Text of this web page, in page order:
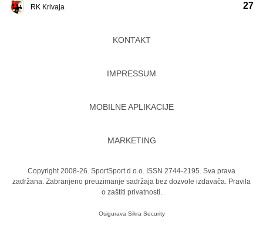
RK Krivaja 27
KONTAKT
IMPRESSUM
MOBILNE APLIKACIJE
MARKETING
Copyright 2008-26. SportSport d.o.o. ISSN 2744-2195. Sva prava
zadržana. Zabranjeno preuzimanje sadržaja bez dozvole izdavača. Pravila
o zaštiti privatnosti.
Osigurava Sikra Security